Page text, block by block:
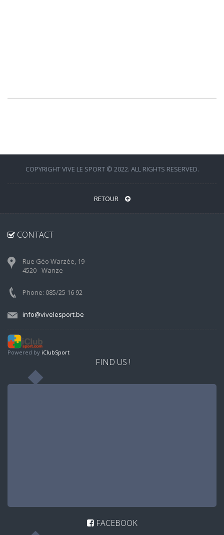
COPYRIGHT VIVE LE SPORT © 2022. ALL RIGHTS RESERVED.
RETOUR
CONTACT
Rue Géo Warzée, 19
4520 - Wanze
Phone: 085/25 16 92
info@vivelesport.be
Powered by iClubSport
FIND US !
FACEBOOK